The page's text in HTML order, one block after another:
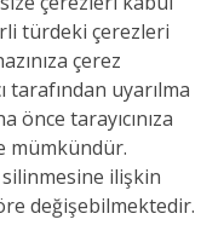
türdeki çerezleri
çerez
tarafından uyarılma
önce tarayıcınıza
mümkündür.
ilişkin
değişebilmektedir.